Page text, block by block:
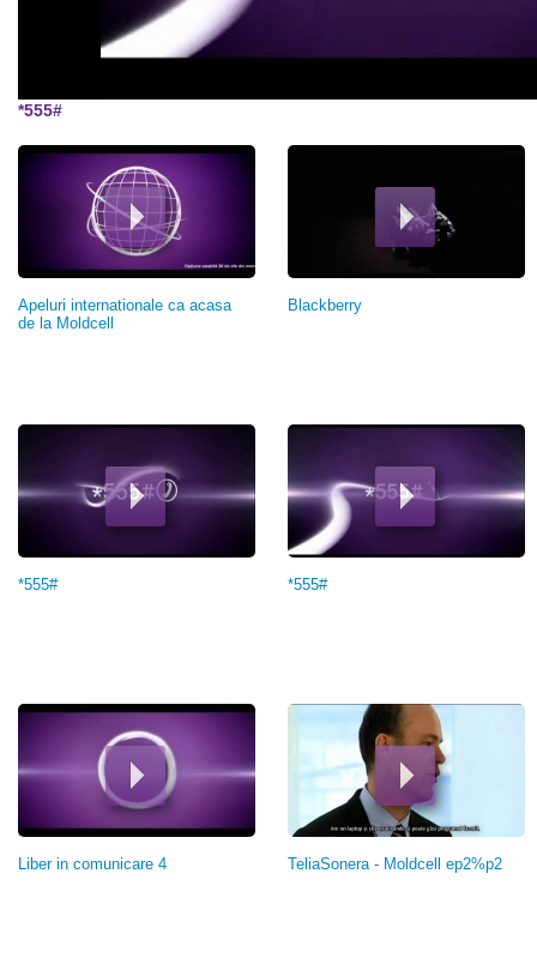
*555#
Apeluri internationale ca acasa
de la Moldcell
Blackberry
*555# *555#
Liber in comunicare 4 TeliaSonera - Moldcell ep2%p2
Pagini